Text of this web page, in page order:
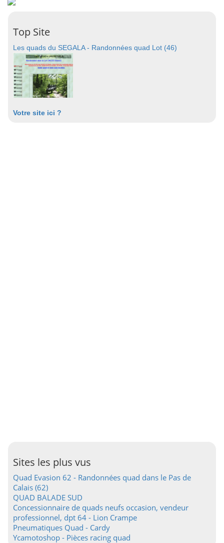
Top Site
Les quads du SEGALA - Randonnées quad Lot (46)
Votre site ici ?
Sites les plus vus
Quad Evasion 62 - Randonnées quad dans le Pas de
Calais (62)
QUAD BALADE SUD
Concessionnaire de quads neufs occasion, vendeur
professionnel, dpt 64 - Lion Crampe
Pneumatiques Quad - Cardy
Ycamotoshop - Pièces racing quad